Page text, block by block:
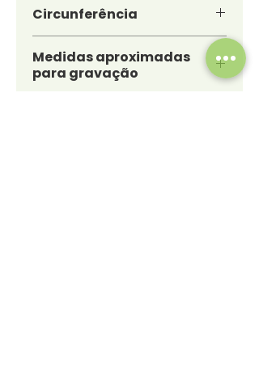
Circunferência
Medidas aproximadas
para gravação